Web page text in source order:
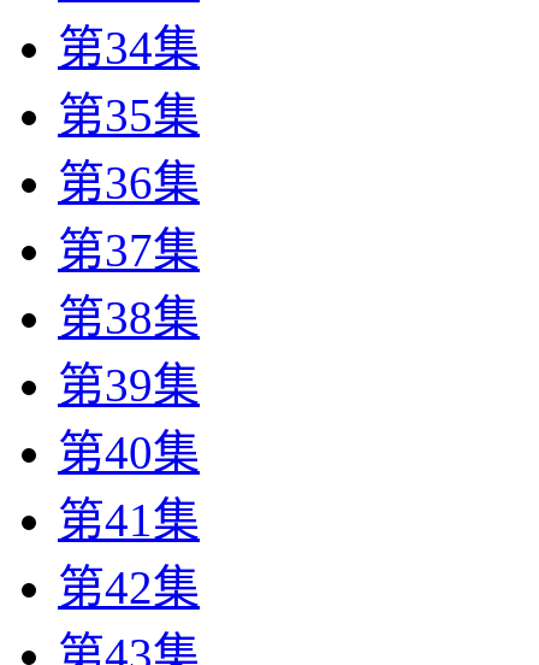
第34集
第35集
第36集
第37集
第38集
第39集
第40集
第41集
第42集
第43集